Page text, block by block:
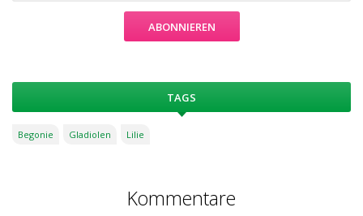
TAGS
Begonie Gladiolen Lilie
Kommentare